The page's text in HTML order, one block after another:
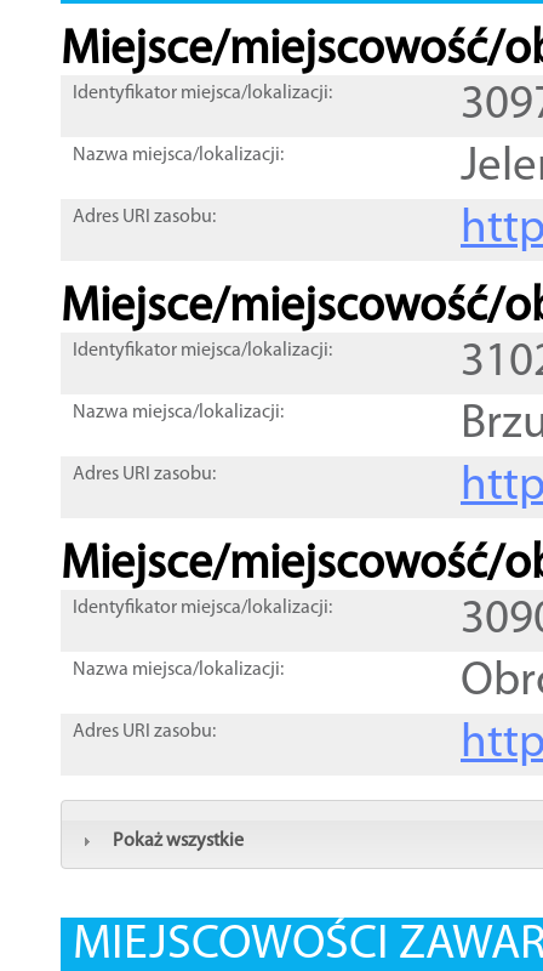
Miejsce/miejscowość/
Identyfikator miejsca/lokalizacji:
Nazwa miejsca/lokalizacji:
Adres URI zasobu:
Miejsce/miejscowość/
Identyfikator miejsca/lokalizacji:
Nazwa miejsca/lokalizacji:
Adres URI zasobu:
Miejsce/miejscowość/
Identyfikator miejsca/lokalizacji:
Nazwa miejsca/lokalizacji:
Adres URI zasobu:
Pokaż wszystkie
MIEJSCOWOŚCI